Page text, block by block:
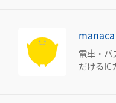
manaca
電車・バ
だけるIC